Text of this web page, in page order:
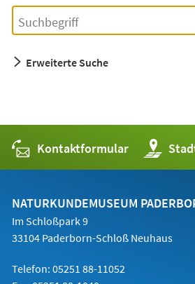
Einfache
Suche
Suchbegriff
Erweiterte Suche
Kontaktformular (Öffnet
in
einem
Tab)
NATURKUNDEMUSEUM
Im Schloßpark 9
33104 Paderborn-Schloß Neuhaus
Telefon: 05251 88-11052